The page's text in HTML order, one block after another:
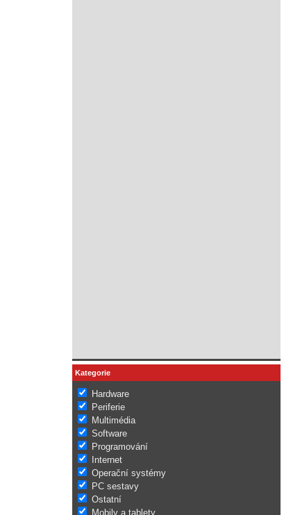
Kategorie
Hardware
Periferie
Multimédia
Software
Programování
Internet
Operační systémy
PC sestavy
Ostatní
Mobily a tablety